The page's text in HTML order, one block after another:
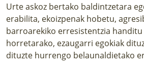
Urte askoz bertako baldintzetara
erabilita, ekoizpenak hobetu,
barroarekiko erresistentzia
horretarako, ezaugarri egokiak
dituzte hurrengo belaunaldietako